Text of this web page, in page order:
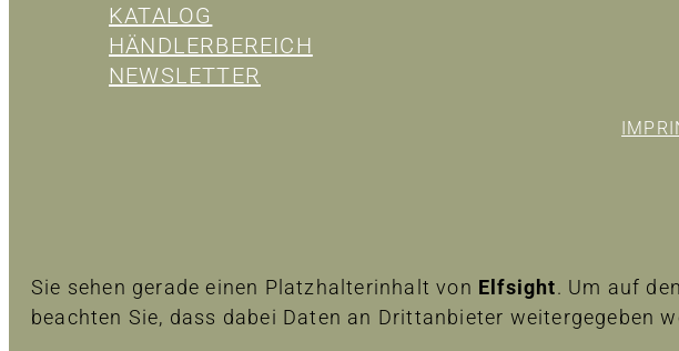
KATALOG
HÄNDLERBEREICH
NEWSLETTER
Sie sehen gerade einen Platzhalterinhalt von Elfsight. Um auf
beachten Sie, dass dabei Daten an Drittanbieter weitergegeben